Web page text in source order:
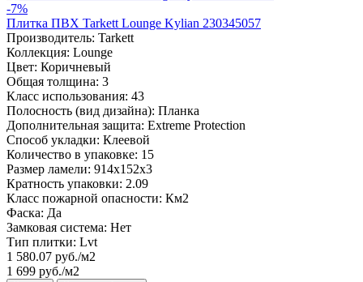
-7%
Плитка ПВХ Tarkett Lounge Kylian 230345057
Производитель: Tarkett
Коллекция: Lounge
Цвет: Коричневый
Общая толщина: 3
Класс использования: 43
Полосность (вид дизайна): Планка
Дополнительная защита: Extreme Protection
Способ укладки: Клеевой
Количество в упаковке: 15
Размер ламели: 914x152x3
Кратность упаковки: 2.09
Класс пожарной опасности: Км2
Фаска: Да
Замковая система: Нет
Тип плитки: Lvt
1 580.07 руб./м2
1 699 руб./м2